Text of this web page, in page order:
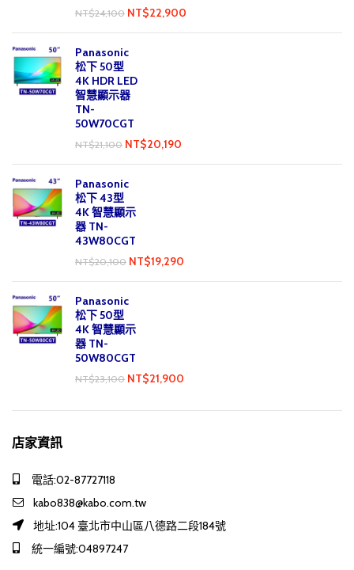
NT$24,100 NT$22,900
Panasonic
松下 50型
4K HDR LED
智慧顯示器
TN-
50W70CGT
NT$21,100 NT$20,190
Panasonic
松下 43型
4K 智慧顯示
器 TN-
43W80CGT
NT$20,100 NT$19,290
Panasonic
松下 50型
4K 智慧顯示
器 TN-
50W80CGT
NT$23,100 NT$21,900
店家資訊
電話:02-87727118
kabo838@kabo.com.tw
地址:104 臺北市中山區八德路二段184號
統一編號:04897247